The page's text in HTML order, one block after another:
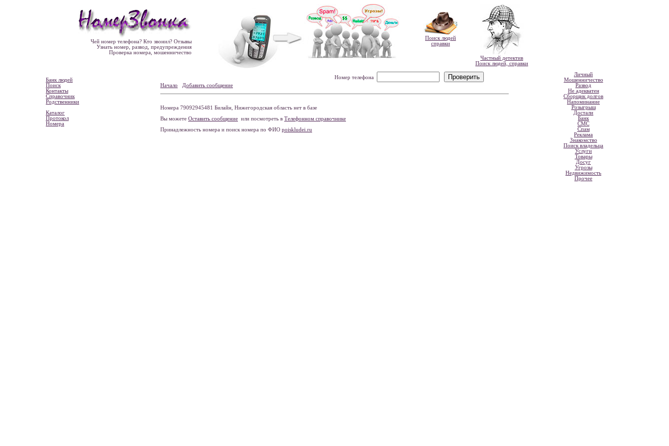
Чей номер телефона? Кто звонил? Отзывы
Узнать номер, развод, предупреждения
Проверка номера, мошенничество
Поиск людей
справки
Частный детектив
Поиск людей, справки
Банк людей
Поиск
Контакты
Справочник
Родственники
Каталог
Протокол
Номера
Номер телефона
Начало
Добавить сообщение
Номера 79092945481 Билайн, Нижегородская область нет в базе
Вы можете Оставить сообщение или посмотреть в Телефонном справочнике
Принадлежность номера и поиск номера по ФИО poiskludei.ru
Личный
Мошенничество
Развод
Не адекватен
Сборщик долгов
Напоминание
Розыгрыш
Достали
Банк
СМС
Спам
Реклама
Знакомство
Поиск владельца
Услуги
Товары
Досуг
Угрозы
Недвижимость
Прочее